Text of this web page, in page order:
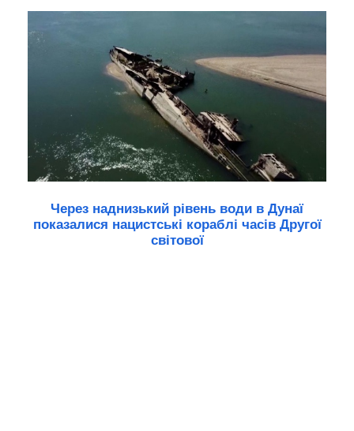
Через наднизький рівень води в Дунаї
показалися нацистські кораблі часів Другої
світової